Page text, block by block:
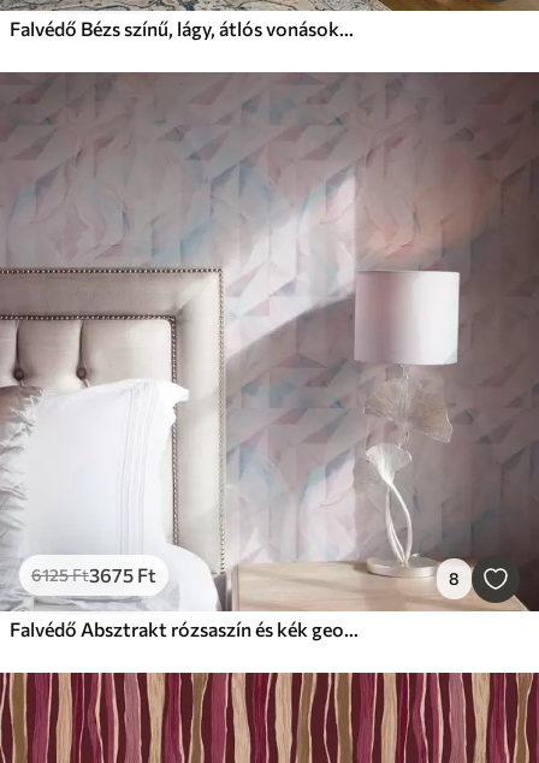
Falvédő Bézs színű, lágy, átlós vonásokból álló minta
6125Ft3675 Ft 8
Falvédő Absztrakt rózsaszín és kék geometriai minták